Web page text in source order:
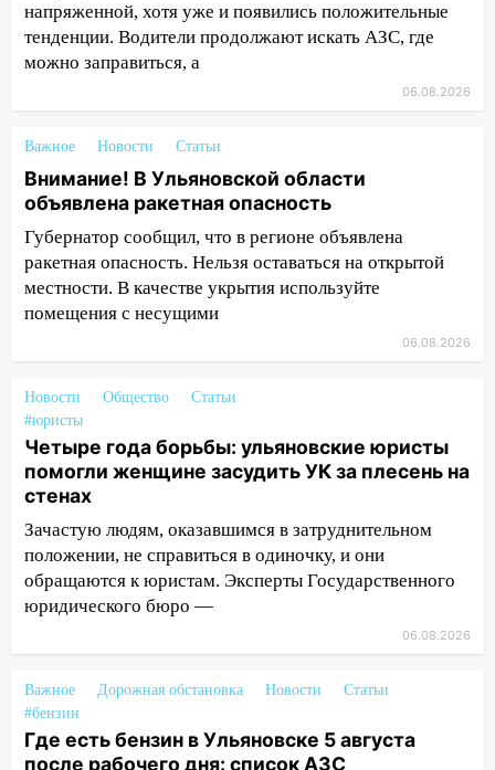
12:10 Ульяновский алиментщик накопил
120 тысяч долга
области
11:30 Кабмин РФ разрешил до 1 июля
2027 года импорт, выпуск и обращение
бензина Евро 2, Евро 3, Евро 4
11:12 Соцсети: на Рябикова автомобиль
врезался в забор
10:27
Где есть бензин в Ульяновске
10:16
Внимание! В Ульяновской области
объявлена ракетная опасность
10:00 В Старомайнском районе утонул
51-летний мужчина
09:50 В Ульяновске черный коршун
застрял в тепловозе
09:44 Ульяновские спасатели помогли
юному велосипедисту на улице
08:21
В Заволжском районе украли два
велосипеда
07:18 В Ульяновск идет
напряженной, хотя уже и появились положительные
тенденции. Водители продолжают искать АЗС, где
можно заправиться, а
06.08.2026
Важное Новости Статьи
Внимание! В Ульяновской области
объявлена ракетная опасность
Губернатор сообщил, что в регионе объявлена
ракетная опасность. Нельзя оставаться на открытой
местности. В качестве укрытия используйте
помещения с несущими
06.08.2026
Новости Общество
Статьи
#юристы
Четыре года борьбы: ульяновские юристы
помогли женщине засудить УК за плесень на
стенах
Зачастую людям, оказавшимся в затруднительном
положении, не справиться в одиночку, и они
обращаются к юристам. Эксперты Государственного
юридического бюро —
06.08.2026
Важное Дорожная обстановка Новости
Статьи
#бензин
Где есть бензин в Ульяновске 5 августа
после рабочего дня: список АЗС